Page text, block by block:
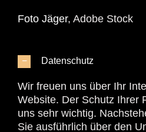
Foto Jäger, Adobe Stock
Datenschutz
Wir freuen uns über Ihr
Website. Der Schutz Ihrer
uns sehr wichtig.
Sie ausführlich über den